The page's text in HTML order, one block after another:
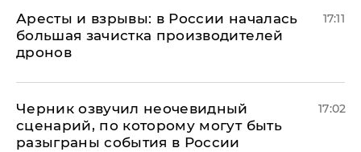
Аресты и взрывы: в России началась
большая зачистка производителей
дронов
17:11
Черник озвучил неочевидный
сценарий, по которому могут быть
разыграны события в России
17:02